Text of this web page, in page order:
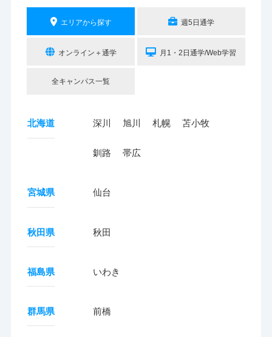
エリアから探す 週5日通学
オンライン＋通学 月1・2日通学/Web学習
全キャンパス一覧
北海道 深川 旭川 札幌 苫小牧
釧路 帯広
宮城県 仙台
秋田県 秋田
福島県 いわき
群馬県 前橋